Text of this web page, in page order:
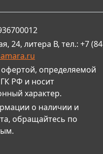
24, литера В, тел.: +7
определяемой
РФ и носит
характер.
о наличии и
обращайтесь по